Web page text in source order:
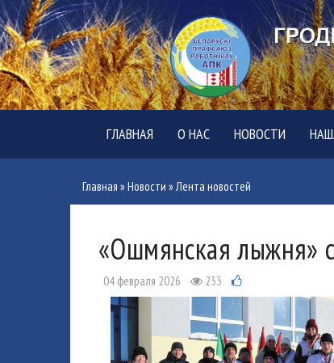
ГЛАВНАЯ О НАС НОВОСТИ
Главная »Новости »Лента новостей
«Ошмянская лыжня»
04 февраля 2026 233